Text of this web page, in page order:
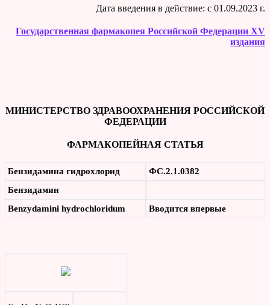
Дата введения в действие: c 01.09.2023 г.
Государственная фармакопея Российской Федерации XV
издания
МИНИСТЕРСТВО ЗДРАВООХРАНЕНИЯ РОССИЙСКОЙ
ФЕДЕРАЦИИ
ФАРМАКОПЕЙНАЯ СТАТЬЯ
Бензидамина гидрохлорид
ФС.2.1.0382
Бензидамин
Benzydamini hydrochloridum Вводится впервые